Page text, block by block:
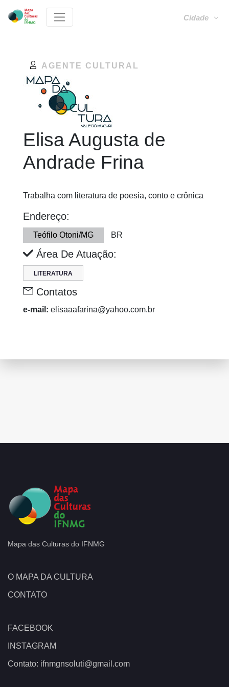
Cidade
AGENTE CULTURAL
Elisa Augusta de
Andrade Frina
Trabalha com literatura de poesia, conto e crônica
Endereço:
Teófilo Otoni/MG BR
Área De Atuação:
LITERATURA
Contatos
e-mail: elisaaafarina@yahoo.com.br
Mapa das Culturas do IFNMG
O MAPA DA CULTURA
CONTATO
FACEBOOK
INSTAGRAM
Contato: ifnmgnsoluti@gmail.com